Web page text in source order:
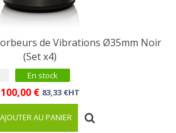
de Vibrations Ø35mm Noir
(Set x4)
En stock
100,00 € 83,33 €HT
AJOUTER AU PANIER